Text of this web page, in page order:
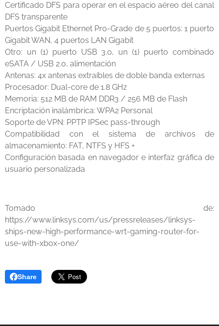
Certificado DFS para operar en el espacio aéreo del canal
DFS transparente
Puertos Gigabit Ethernet Pro-Grade de 5 puertos: 1 puerto
Gigabit WAN, 4 puertos LAN Gigabit
Otro: un (1) puerto USB 3.0, un (1) puerto combinado
eSATA / USB 2.0, alimentación
Antenas: 4x antenas extraíbles de doble banda externas
Procesador: Dual-core de 1.8 GHz
Memoria: 512 MB de RAM DDR3 / 256 MB de Flash
Encriptación inalámbrica: WPA2 Personal
Soporte de VPN: PPTP IPSec pass-through
Compatibilidad con el sistema de archivos de
almacenamiento: FAT, NTFS y HFS +
Configuración basada en navegador e interfaz gráfica de
usuario personalizada
Tomado de:
https://www.linksys.com/us/pressreleases/linksys-
ships-new-high-performance-wrt-gaming-router-for-
use-with-xbox-one/
Share